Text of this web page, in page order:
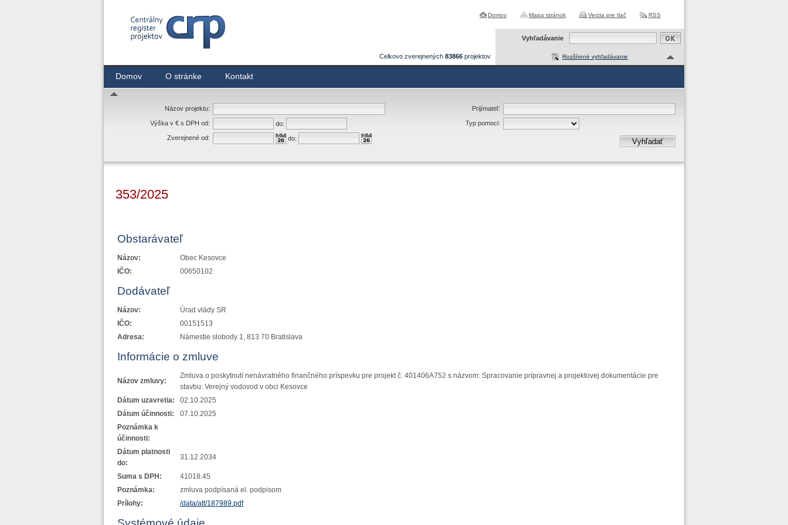
Domov Mapa stránok Verzia pre tlač RSS
Celkovo zverejnených 83866 projektov
Domov O stránke Kontakt
Vyhľadávanie
Rozšírené vyhľadávanie
Názov projektu:
Výška v € s DPH od:
do:
Zverejnené od:
do:
Prijímateľ:
Typ pomoci:
Vyhľadať
353/2025
Obstarávateľ
Názov:
Obec Kesovce
IČO:
00650102
Dodávateľ
Názov:
Úrad vlády SR
IČO:
00151513
Adresa:
Námestie slobody 1, 813 70 Bratislava
Informácie o zmluve
Názov zmluvy:
Zmluva o poskytnutí nenávratného finančného príspevku pre projekt č. 401406A752 s názvom: Spracovanie prípravnej a projektovej dokumentácie pre
stavbu: Verejný vodovod v obci Kesovce
Dátum uzavretia:
02.10.2025
Dátum účinnosti:
07.10.2025
Poznámka k
účinnosti:
Dátum platnosti
do:
31.12.2034
Suma s DPH:
41018.45
Poznámka:
zmluva podpísaná el. podpisom
Prílohy:
/data/att/187989.pdf